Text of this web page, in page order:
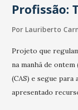
fortalezenses.
entre os
bairro Barra do
músico, cantor e
CD-livro Barra do
Profissão:
Por Lauriberto
Projeto que
na manhã de ontem
(CAS) e segue para
apresentado